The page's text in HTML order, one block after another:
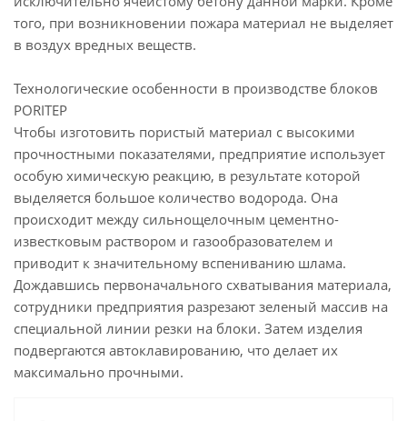
того, при возникновении пожара материал не выделяет
в воздух вредных веществ.
Технологические особенности в производстве блоков
PORITEP
Чтобы изготовить пористый материал с высокими
прочностными показателями, предприятие использует
особую химическую реакцию, в результате которой
выделяется большое количество водорода. Она
происходит между сильнощелочным цементно-
известковым раствором и газообразователем и
приводит к значительному вспениванию шлама.
Дождавшись первоначального схватывания материала,
сотрудники предприятия разрезают зеленый массив на
специальной линии резки на блоки. Затем изделия
подвергаются автоклавированию, что делает их
максимально прочными.